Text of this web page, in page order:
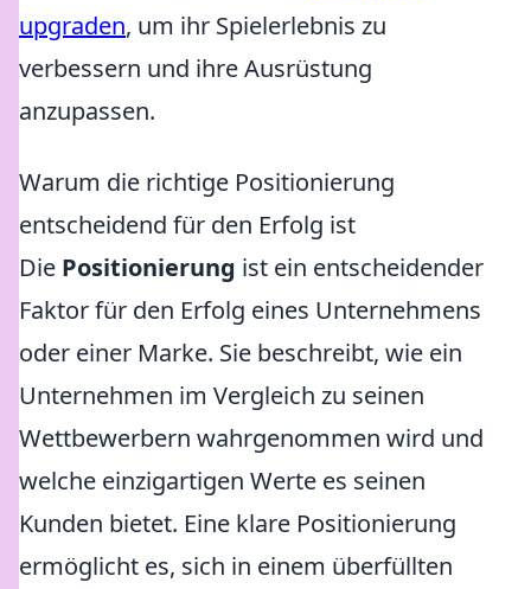
upgraden, um ihr Spielerlebnis zu
verbessern und ihre Ausrüstung
anzupassen.
Warum die richtige Positionierung
entscheidend für den Erfolg ist
Die Positionierung ist ein entscheidender
Faktor für den Erfolg eines Unternehmens
oder einer Marke. Sie beschreibt, wie ein
Unternehmen im Vergleich zu seinen
Wettbewerbern wahrgenommen wird und
welche einzigartigen Werte es seinen
Kunden bietet. Eine klare Positionierung
ermöglicht es, sich in einem überfüllten